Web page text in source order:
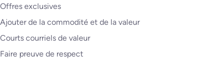
Offres exclusives
Ajouter de la commodité et de la valeur
Courts courriels de valeur
Faire preuve de respect